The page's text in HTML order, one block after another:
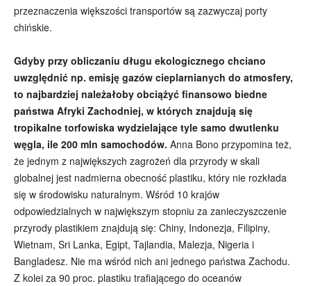
przeznaczenia większości transportów są zazwyczaj porty
chińskie.
Gdyby przy obliczaniu długu ekologicznego chciano
uwzględnić np. emisję gazów cieplarnianych do atmosfery,
to najbardziej należałoby obciążyć finansowo biedne
państwa Afryki Zachodniej, w których znajdują się
tropikalne torfowiska wydzielające tyle samo dwutlenku
węgla, ile 200 mln samochodów. Anna Bono przypomina też,
że jednym z największych zagrożeń dla przyrody w skali
globalnej jest nadmierna obecność plastiku, który nie rozkłada
się w środowisku naturalnym. Wśród 10 krajów
odpowiedzialnych w największym stopniu za zanieczyszczenie
przyrody plastikiem znajdują się: Chiny, Indonezja, Filipiny,
Wietnam, Sri Lanka, Egipt, Tajlandia, Malezja, Nigeria i
Bangladesz. Nie ma wśród nich ani jednego państwa Zachodu.
Z kolei za 90 proc. plastiku trafiającego do oceanów